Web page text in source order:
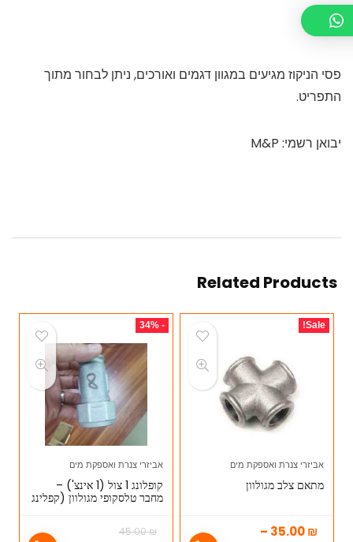
פסי הניקוז מגיעים במגוון דגמים ואורכים, ניתן לבחור מתוך
התפריט.
יבואן רשמי: M&P
Related Products
Sale!
אביזרי צנרת ואספקת מים
מתאם צלב מגולוון
35.00₪
–
- 34%
אביזרי צנרת ואספקת מים
קופלונג 1 צול (1 אינצ') –
מחבר טלסקופי מגולוון (קפלינג
45.00₪